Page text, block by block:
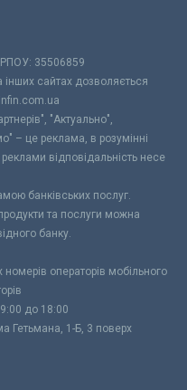
35506859
інших сайтах дозволяється
"Актуально",
– це реклама, в розумінні
відповідальність несе
банківських послуг.
та послуги можна
банку.
номерів операторів мобільного
до 18:00
Гетьмана, 1-Б, 3 поверх